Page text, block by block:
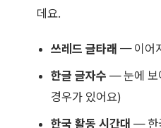
데요.
쓰레드 글타래 — 이어
한글 글자수 — 눈에 보
경우가 있어요)
한국 활동 시간대 — 한